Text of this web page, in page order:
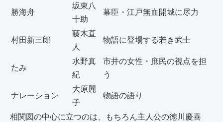
勝海舟
坂東八
十助
幕臣・江戸無血開城に尽力
村田新三郎
藤木直
人
物語に登場する若き武士
たみ
水野真
紀
市井の女性・庶民の視点を担
う
ナレーション
大原麗
子
物語の語り
相関図の中心に立つのは、もちろん主人公の徳川慶喜